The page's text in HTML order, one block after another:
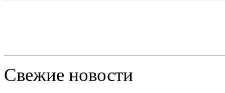
Свежие новости